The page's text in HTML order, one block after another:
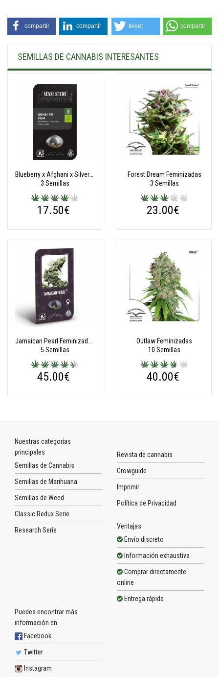
compartir compartir tweet compartir
SEMILLAS DE CANNABIS INTERESANTES
3 Semillas
17.50€
Forest Dream Feminizadas
3 Semillas
23.00€
5 Semillas
45.00€
Outlaw Feminizadas
10 Semillas
40.00€
Nuestras categorías
principales
Semillas de Cannabis
Semillas de Marihuana
Semillas de Weed
Classic Redux Serie
Research Serie
Revista de cannabis
Growguide
Imprimir
Política de Privacidad
Ventajas
Envío discreto
Información exhaustiva
Comprar directamente
online
Entrega rápida
Puedes encontrar más
información en
Facebook
Twitter
Instagram